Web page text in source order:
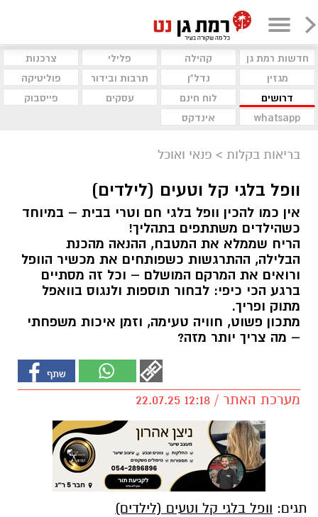
חדשות רמת גן קהילה פלילי
צרכנות
מגזין
נדל"ן תרבות ובידור
פוליטיקה
דרושים
לוח חינם עסקים
פייסבוק
whatsapp
אינדקס
בריאות בקלות > פנאי ואוכל
וופל בלגי קל וטעים (לילדים)
אין כמו להכין וופל בלגי חם וטרי בבית – במיוחד
כשהילדים משתתפים בתהליך!
הריח שממלא את המטבח, ההנאה מהכנת
הבלילה, ההתרגשות כשפותחים את מכשיר הוופל
ורואים את המרקם המושלם – וכל זה מסתיים
ברגע הכי כיפי: לבחור תוספות ולנגוס בוואפל
מתוק ופריך.
מתכון פשוט, חוויה טעימה, וזמן איכות משפחתי
– מה צריך יותר מזה?
מערכת האתר / 12:18 22.07.25
תגים: וופל בלגי קל וטעים (לילדים)